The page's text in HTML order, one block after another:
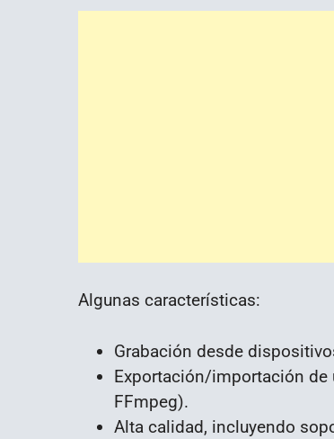
Algunas características:
Grabación desde
Exportación/importación
FFmpeg).
Alta calidad, incluyendo